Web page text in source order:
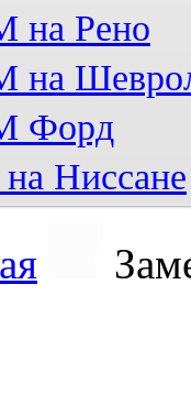
на Рено
на
Форд
Ниссане